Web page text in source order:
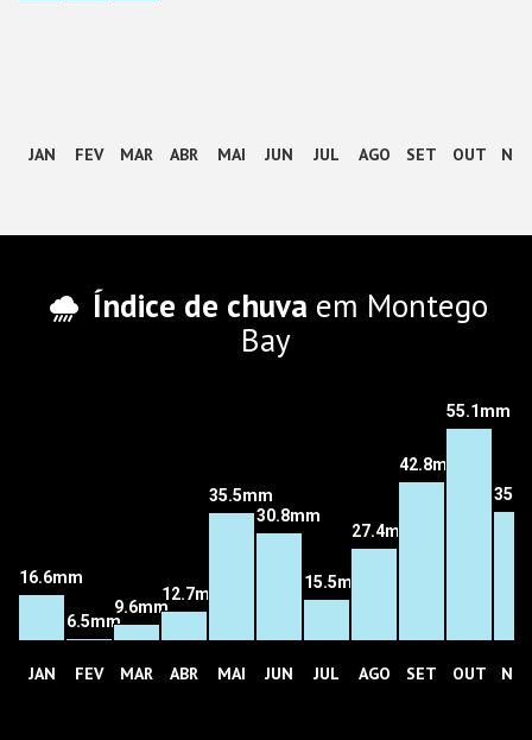
JAN FEV MAR ABR MAI JUN JUL AGO SET OUT NOV
Índice de chuva em Montego
Bay
16.6mm
JAN
6.5mm
FEV
9.6mm
MAR
12.7mm
ABR
35.5mm
MAI
30.8mm
JUN
15.5mm
JUL
27.4mm
AGO
42.8mm
SET
55.1mm
OUT NOV